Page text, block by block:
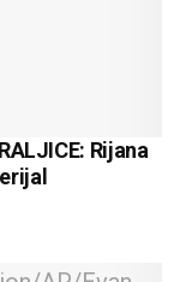
Rijana